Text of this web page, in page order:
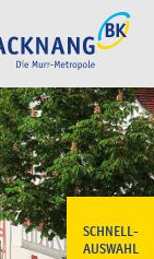
SCHNELL-
AUSWAHL